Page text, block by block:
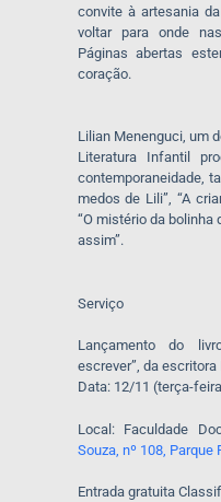
convite à artesania
voltar para onde
Páginas abertas
coração.
Lilian Menenguci, um
Literatura Infantil
contemporaneidade,
medos de Lili”, “A
“O mistério da bolinha
assim”.
Serviço
Lançamento do
escrever”, da
Data: 12/11 (terça-
Local: Faculdade
Souza, nº 108,
Entrada gratuita